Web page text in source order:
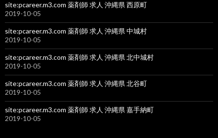
site:pcareer.m3.com 薬剤師 求人 沖縄県 西原町
2019-10-05
site:pcareer.m3.com 薬剤師 求人 沖縄県 中城村
2019-10-05
site:pcareer.m3.com 薬剤師 求人 沖縄県 北中城村
2019-10-05
site:pcareer.m3.com 薬剤師 求人 沖縄県 北谷町
2019-10-05
site:pcareer.m3.com 薬剤師 求人 沖縄県 嘉手納町
2019-10-05